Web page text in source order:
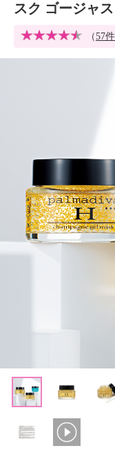
スク ゴージャ
（57